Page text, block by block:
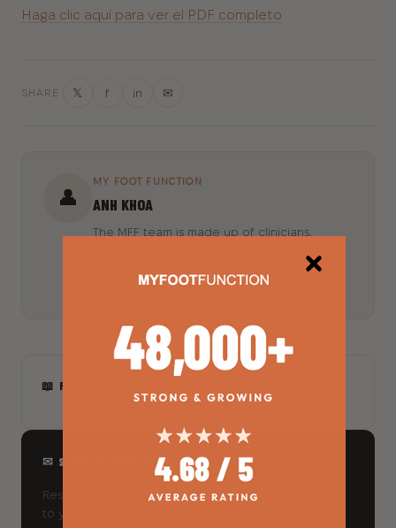
Haga clic aquí para ver el PDF completo
SHARE 𝕏 f in ✉
👤
MY FOOT FUNCTION
ANH KHOA
The MFF team is made up of clinicians,
dysfunction.
📖 RELATED ARTICLES
✉ STAY INFORMED
Research updates and foot health insights — direct
to your inbox.